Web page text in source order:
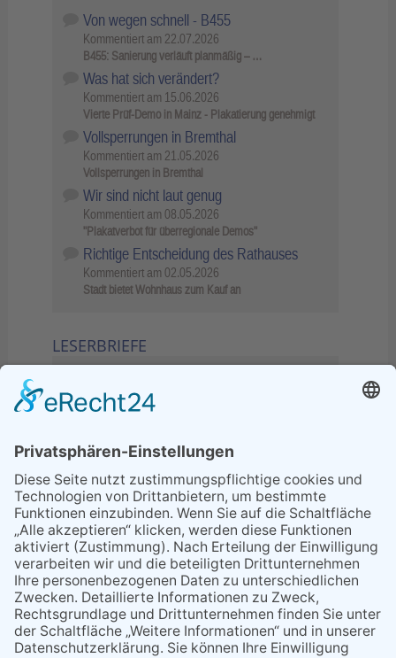
Von wegen schnell - B455
Kommentiert am 22.07.2026
B455: Sanierung verläuft planmäßig – …
Was hat sich verändert?
Kommentiert am 15.06.2026
Vierte Prüf-Demo in Mainz - Plakatierung genehmigt
Vollsperrungen in Bremthal
Kommentiert am 21.05.2026
Vollsperrungen in Bremthal
Wir sind nicht laut genug
Kommentiert am 08.05.2026
"Plakatverbot für überregionale Demos"
Richtige Entscheidung des Rathauses
Kommentiert am 02.05.2026
Stadt bietet Wohnhaus zum Kauf an
LESERBRIEFE
Sperrung B455: Kleiner
Grenzverkehr statt weite Wege
21.04.2026
Wenn Bahn-Computer nicht
miteinander kommunizieren
11.03.2026
"Plakatverbot für überregionale
Demos"
04.02.2026
Gelbe Tonne – Ein kleiner Blick
über den Tellerand
04.02.2026
Plastikersparnis durch Nutzung